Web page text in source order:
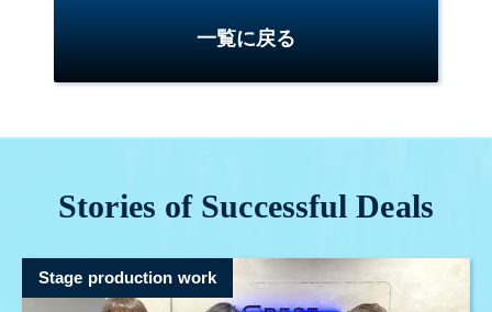
一覧に戻る
Stories of Successful Deals
Stage production work